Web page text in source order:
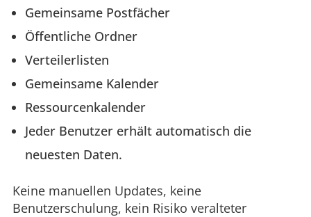
Gemeinsame Postfächer
Öffentliche Ordner
Verteilerlisten
Gemeinsame Kalender
Ressourcenkalender
Jeder Benutzer erhält automatisch die
neuesten Daten.
Keine manuellen Updates, keine
Benutzerschulung, kein Risiko veralteter